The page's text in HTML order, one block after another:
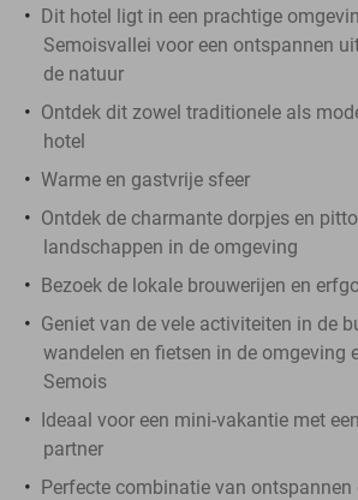
Dit hotel ligt in een prachtige
Semoisvallei voor een ontspannen
de natuur
Ontdek dit zowel traditionele als
hotel
Warme en gastvrije sfeer
Ontdek de charmante dorpjes en
landschappen in de omgeving
Bezoek de lokale brouwerijen en
Geniet van de vele activiteiten in de
wandelen en fietsen in de omgeving
Semois
Ideaal voor een mini-vakantie met
partner
Perfecte combinatie van ontspannen